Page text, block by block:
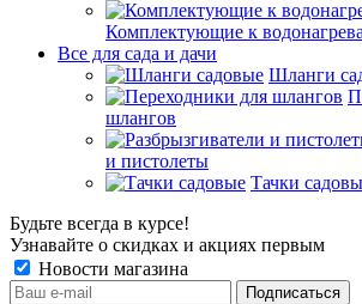
Комплектующие к
Все для сада и дачи
Шланги
шлангов
и пистолеты
Тачки
Будьте всегда в курсе!
Узнавайте о скидках и акциях первым
Новости магазина